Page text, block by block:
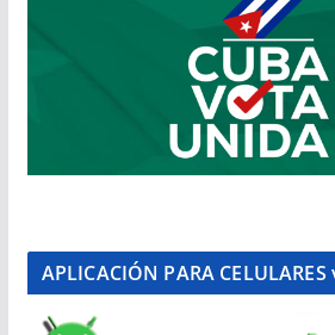
APLICACIÓN PARA CELULARES